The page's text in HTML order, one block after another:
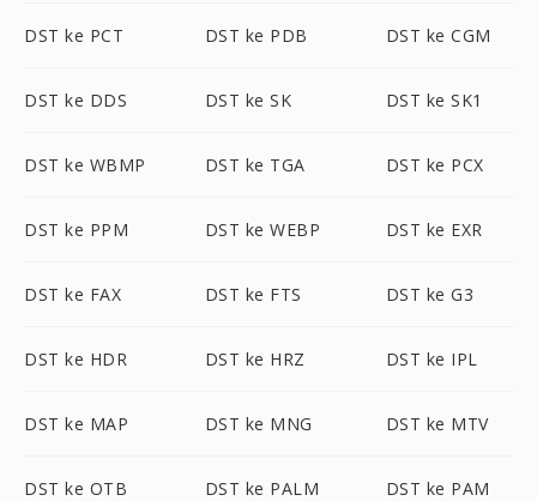
DST ke PCT DST ke PDB DST ke CGM
DST ke DDS DST ke SK DST ke SK1
DST ke WBMP DST ke TGA DST ke PCX
DST ke PPM DST ke WEBP DST ke EXR
DST ke FAX DST ke FTS DST ke G3
DST ke HDR DST ke HRZ DST ke IPL
DST ke MAP DST ke MNG DST ke MTV
DST ke OTB DST ke PALM DST ke PAM